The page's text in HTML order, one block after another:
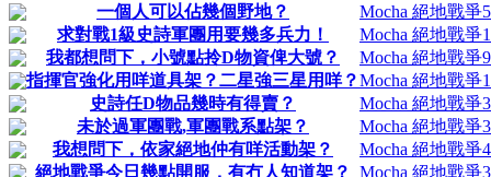
一個人可以佔幾個野地？
Mocha 絕地戰爭5
求對戰1級史詩軍團用要幾多兵力！
Mocha 絕地戰爭
我都想問下，小號點拎D物資俾大號？
Mocha 絕地戰爭9
指揮官強化用咩道具架？二星強三星用咩？Mocha 絕地戰爭
史詩任D物品幾時有得賣？
Mocha 絕地戰爭3
未於過軍團戰,軍團戰系點架？
Mocha 絕地戰爭3
我想問下，依家絕地仲有咩活動架？
Mocha 絕地戰爭4
絕地戰爭今日幾點開服，有冇人知道架？
Mocha 絕地戰爭3